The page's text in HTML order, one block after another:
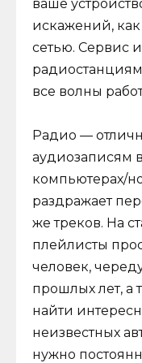
ваше
искажений, как
сетью. Сервис
все волны
Радио —
аудиозаписям
компьютерах/
раздражает
же треков. На
плейлисты
человек,
прошлых лет, а
найти
неизвестных
нужно